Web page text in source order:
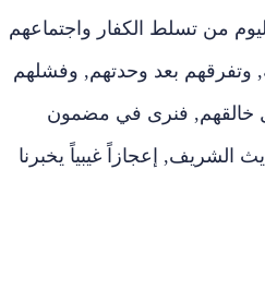
من تسلط الكفار واجتماعهم
وتفرقهم بعد وحدتهم, وفشلهم
خالقهم, فنرى في مضمون
الشريف, إعجازاً غيبياً يخبرنا